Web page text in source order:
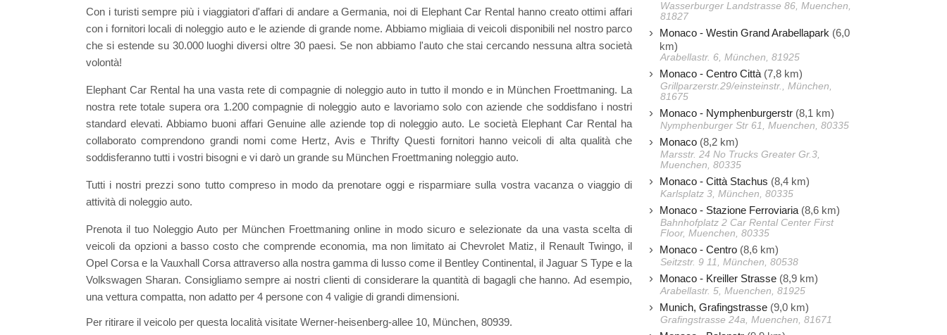
Con i turisti sempre più i viaggiatori d'affari di andare a Germania, noi di Elephant Car Rental hanno creato ottimi affari
con i fornitori locali di noleggio auto e le aziende di grande nome. Abbiamo migliaia di veicoli disponibili nel nostro parco
che si estende su 30.000 luoghi diversi oltre 30 paesi. Se non abbiamo l'auto che stai cercando nessuna altra società
volontà!
Elephant Car Rental ha una vasta rete di compagnie di noleggio auto in tutto il mondo e in München Froettmaning. La
nostra rete totale supera ora 1.200 compagnie di noleggio auto e lavoriamo solo con aziende che soddisfano i nostri
standard elevati. Abbiamo buoni affari Genuine alle aziende top di noleggio auto. Le società Elephant Car Rental ha
collaborato comprendono grandi nomi come Hertz, Avis e Thrifty Questi fornitori hanno veicoli di alta qualità che
soddisferanno tutti i vostri bisogni e vi darò un grande su München Froettmaning noleggio auto.
Tutti i nostri prezzi sono tutto compreso in modo da prenotare oggi e risparmiare sulla vostra vacanza o viaggio di
attività di noleggio auto.
Prenota il tuo Noleggio Auto per München Froettmaning online in modo sicuro e selezionate da una vasta scelta di
veicoli da opzioni a basso costo che comprende economia, ma non limitato ai Chevrolet Matiz, il Renault Twingo, il
Opel Corsa e la Vauxhall Corsa attraverso alla nostra gamma di lusso come il Bentley Continental, il Jaguar S Type e la
Volkswagen Sharan. Consigliamo sempre ai nostri clienti di considerare la quantità di bagagli che hanno. Ad esempio,
una vettura compatta, non adatto per 4 persone con 4 valigie di grandi dimensioni.
Per ritirare il veicolo per questa località visitate Werner-heisenberg-allee 10, München, 80939.
Wasserburger Landstrasse 86, Muenchen,
81827
Monaco - Westin Grand Arabellapark (6,0
km)
Arabellastr. 6, München, 81925
Monaco - Centro Città (7,8 km)
Grillparzerstr.29/einsteinstr., München,
81675
Monaco - Nymphenburgerstr (8,1 km)
Nymphenburger Str 61, Muenchen, 80335
Monaco (8,2 km)
Marsstr. 24 No Trucks Greater Gr.3,
Muenchen, 80335
Monaco - Città Stachus (8,4 km)
Karlsplatz 3, München, 80335
Monaco - Stazione Ferroviaria (8,6 km)
Bahnhofplatz 2 Car Rental Center First
Floor, Muenchen, 80335
Monaco - Centro (8,6 km)
Seitzstr. 9 11, München, 80538
Monaco - Kreiller Strasse (8,9 km)
Arabellastr. 5, Muenchen, 81925
Munich, Grafingstrasse (9,0 km)
Grafingstrasse 24a, Muenchen, 81671